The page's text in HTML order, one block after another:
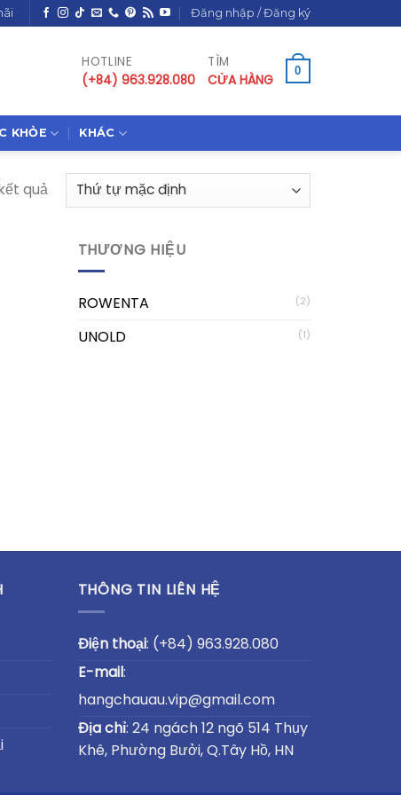
Đăng nhập / Đăng ký
HOTLINE
(+84) 963.928.080
TÌM
CỬA HÀNG
0
KHỎE KHÁC
quả
THƯƠNG HIỆU
ROWENTA (2)
UNOLD (1)
THÔNG TIN LIÊN HỆ
Điện thoại: (+84) 963.928.080
E-mail:
hangchauau.vip@gmail.com
Địa chỉ: 24 ngách 12 ngõ 514 Thụy
Khê, Phường Bưởi, Q.Tây Hồ, HN